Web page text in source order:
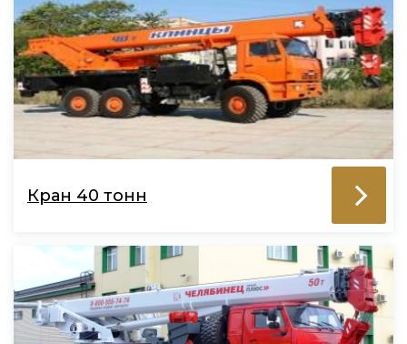
Кран 40 тонн